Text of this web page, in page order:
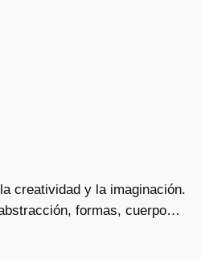
creatividad y la imaginación.
formas, cuerpo…